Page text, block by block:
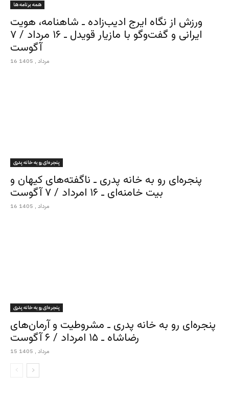
همه برنامه ها
ورزش از نگاه ایرج ادیب‌زاده ـ شاهنامه، هویت
ایرانی و گفت‌وگو با مازیار قویدل ـ ۱۶ مرداد / ۷
آگوست
16 مرداد , 1405
پنجره‌ای رو به خانه پدری
پنجره‌ای رو به خانه پدری ـ ناگفته‌های کیهان و
بیت خامنه‌ای ـ ۱۶ امرداد / ۷ آگوست
16 مرداد , 1405
پنجره‌ای رو به خانه پدری
پنجره‌ای رو به خانه پدری ـ مشروطیت و آرمان‌های
رضاشاه ـ ۱۵ امرداد / ۶ آگوست
15 مرداد , 1405